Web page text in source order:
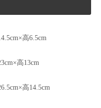
高6.5cm
高13cm
高14.5cm